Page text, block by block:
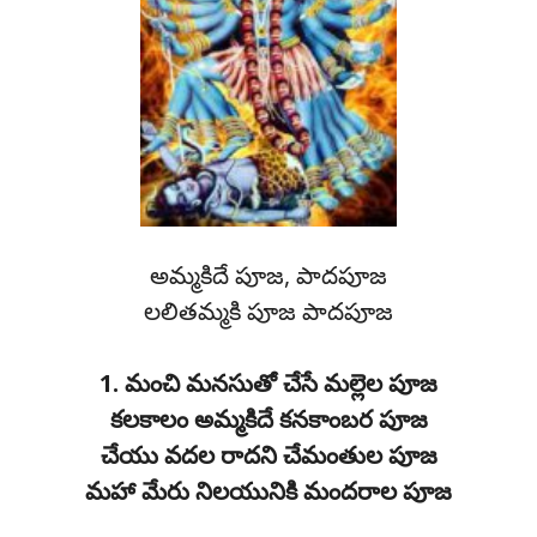
అమ్మకిదే పూజ, పాదపూజ
లలితమ్మకి పూజ పాదపూజ
1. మంచి మనసుతో చేసే మల్లెల పూజ
కలకాలం అమ్మకిదే కనకాంబర పూజ
చేయు వదల రాదని చేమంతుల పూజ
మహా మేరు నిలయునికి మందరాల పూజ